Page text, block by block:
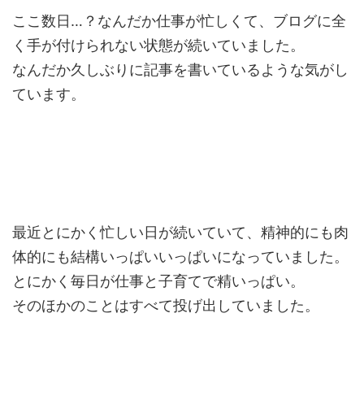
ここ数日…？なんだか仕事が忙しくて、ブログに全
く手が付けられない状態が続いていました。
なんだか久しぶりに記事を書いているような気がし
ています。
最近とにかく忙しい日が続いていて、精神的にも肉
体的にも結構いっぱいいっぱいになっていました。
とにかく毎日が仕事と子育てで精いっぱい。
そのほかのことはすべて投げ出していました。